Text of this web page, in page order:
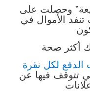
وحصلت على
الأموال في
تتوقف فيها عن